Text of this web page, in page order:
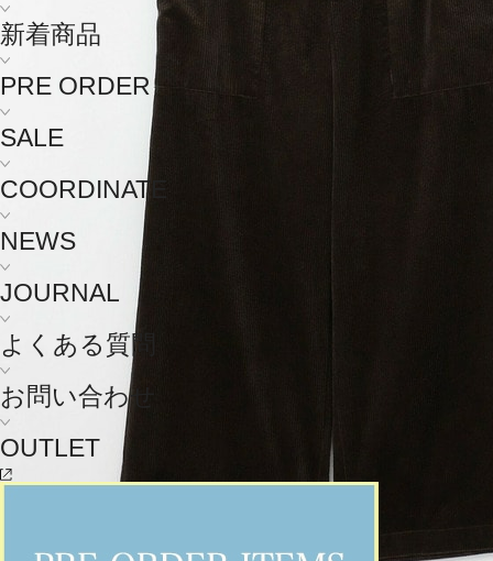
新着商品
PRE ORDER
SALE
COORDINATE
NEWS
JOURNAL
よくある質問
お問い合わせ
OUTLET